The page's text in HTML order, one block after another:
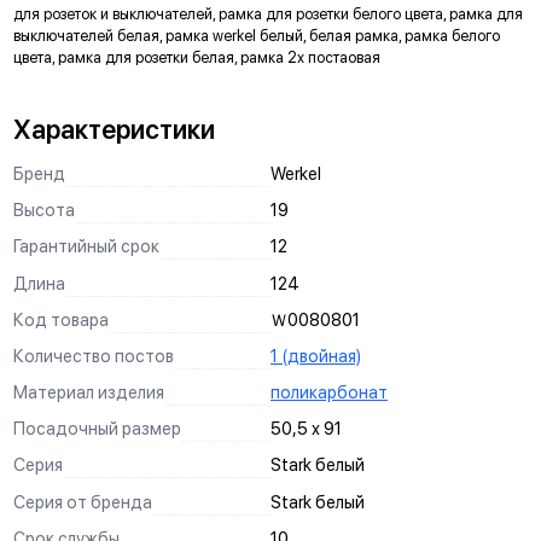
гарантирует отсутствие мерцания ламп
Матовый рассеиватель
Пазы для тонкой регулировки механизмов в
подрозетнике
ускоряют процесс монтажа в многопостовые рамки
3 способа монтажа
винтами к подрозетнику
винтами к стене
Запас надежности
заложенный при проектировании, обеспечивает стабильную
работу механизмов при скачках напряжения
Широкий температурный диапазон
от –40° до +80° С
Посеребрённые контактные площадки
(90% Ag, 10% Ni) предотвращают выгорание контактов
выключателей
Схема подключения
для розеток и выключателей, рамка для розетки белого цвета, рамка для
выключателей белая, рамка werkel белый, белая рамка, рамка белого
цвета, рамка для розетки белая, рамка 2х постаовая
Характеристики
Бренд
Werkel
Высота
19
Гарантийный срок
12
Длина
124
Код товара
Ｗ0080801
Количество постов
1 (двойная)
Материал изделия
поликарбонат
Посадочный размер
50,5 х 91
Серия
Stark белый
Серия от бренда
Stark белый